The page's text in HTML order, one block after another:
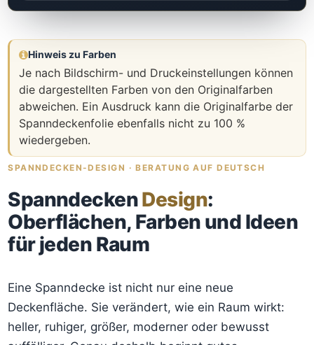
Hinweis zu Farben
Je nach Bildschirm- und Druckeinstellungen können
die dargestellten Farben von den Originalfarben
abweichen. Ein Ausdruck kann die Originalfarbe der
Spanndeckenfolie ebenfalls nicht zu 100 %
wiedergeben.
SPANNDECKEN-DESIGN · BERATUNG AUF DEUTSCH
SpanndeckenDesign:
Oberflächen, Farben und Ideen
für jeden Raum
Eine Spanndecke ist nicht nur eine neue
Deckenfläche. Sie verändert, wie ein Raum wirkt:
heller, ruhiger, größer, moderner oder bewusst